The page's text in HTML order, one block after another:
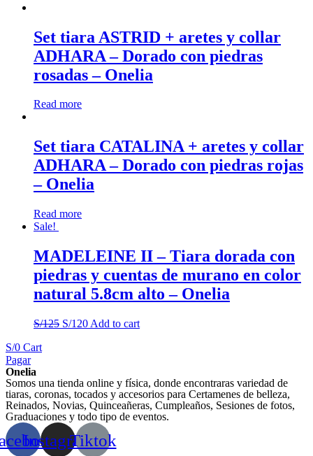
Set tiara ASTRID + aretes y collar
ADHARA – Dorado con piedras
rosadas – Onelia
Read more
Set tiara CATALINA + aretes y collar
ADHARA – Dorado con piedras rojas
– Onelia
Read more
Sale!
MADELEINE II – Tiara dorada con
piedras y cuentas de murano en color
natural 5.8cm alto – Onelia
S/125 S/120 Add to cart
S/0 Cart
Pagar
Onelia
Somos una tienda online y física, donde encontraras variedad de
tiaras, coronas, tocados y accesorios para Certamenes de belleza,
Reinados, Novias, Quinceañeras, Cumpleaños, Sesiones de fotos,
Graduaciones y todo tipo de eventos.
InstagramTiktok